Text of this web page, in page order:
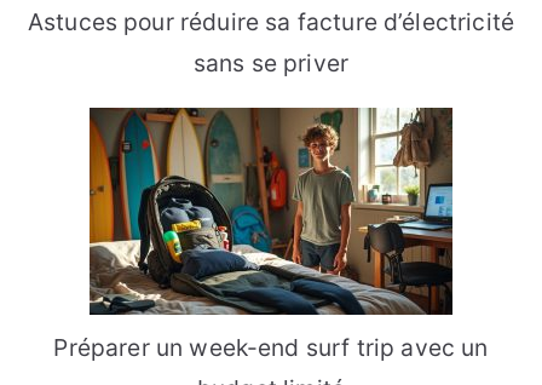
Astuces pour réduire sa facture d’électricité
sans se priver
Préparer un week-end surf trip avec un